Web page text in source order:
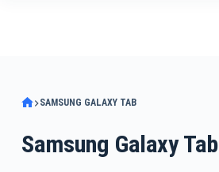
SAMSUNG GALAXY TAB
Samsung Galaxy Tab